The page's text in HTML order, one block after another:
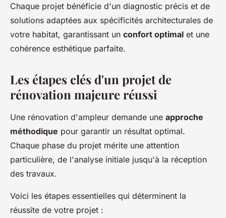
Chaque projet bénéficie d'un diagnostic précis et de
solutions adaptées aux spécificités architecturales de
votre habitat, garantissant un confort optimal et une
cohérence esthétique parfaite.
Les étapes clés d'un projet de
rénovation majeure réussi
Une rénovation d'ampleur demande une approche
méthodique pour garantir un résultat optimal.
Chaque phase du projet mérite une attention
particulière, de l'analyse initiale jusqu'à la réception
des travaux.
Voici les étapes essentielles qui déterminent la
réussite de votre projet :